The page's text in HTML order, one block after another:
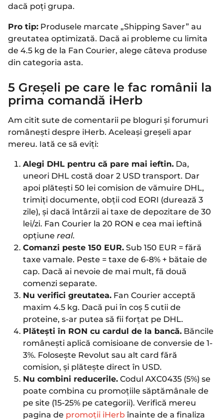
dacă poți grupa.
Pro tip: Produsele marcate „Shipping Saver” au
greutatea optimizată. Dacă ai probleme cu limita
de 4.5 kg de la Fan Courier, alege câteva produse
din categoria asta.
5 Greșeli pe care le fac românii la
prima comandă iHerb
Am citit sute de comentarii pe bloguri și forumuri
românești despre iHerb. Aceleași greșeli apar
mereu. Iată ce să eviți:
Alegi DHL pentru că pare mai ieftin. Da,
uneori DHL costă doar 2 USD transport. Dar
apoi plătești 50 lei comision de vămuire DHL,
trimiți documente, obții cod EORI (durează 3
zile), și dacă întârzii ai taxe de depozitare de 30
lei/zi. Fan Courier la 20 RON e cea mai ieftină
opțiune real.
Comanzi peste 150 EUR. Sub 150 EUR = fără
taxe vamale. Peste = taxe de 6-8% + bătaie de
cap. Dacă ai nevoie de mai mult, fă două
comenzi separate.
Nu verifici greutatea. Fan Courier acceptă
maxim 4.5 kg. Dacă pui în coș 5 cutii de
proteine, s-ar putea să fii forțat pe DHL.
Plătești în RON cu cardul de la bancă. Băncile
românești aplică comisioane de conversie de 1-
3%. Folosește Revolut sau alt card fără
comision, și plătește direct în USD.
Nu combini reducerile. Codul AXC0435 (5%) se
poate combina cu promoțiile săptămânale de
pe site (15-25% pe categorii). Verifică mereu
pagina de promoții iHerb înainte de a finaliza